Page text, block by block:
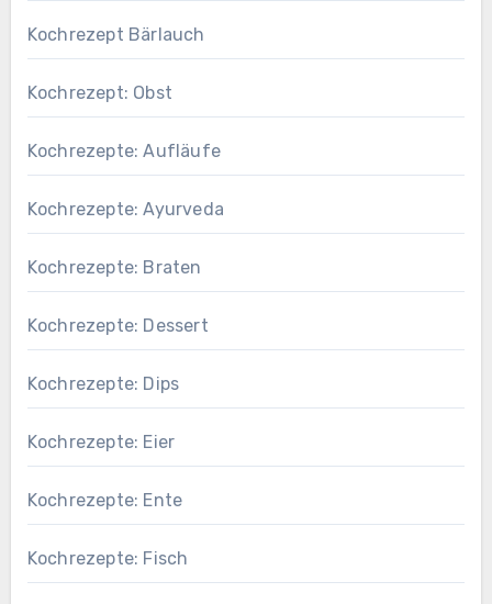
Kochrezept Bärlauch
Kochrezept: Obst
Kochrezepte: Aufläufe
Kochrezepte: Ayurveda
Kochrezepte: Braten
Kochrezepte: Dessert
Kochrezepte: Dips
Kochrezepte: Eier
Kochrezepte: Ente
Kochrezepte: Fisch